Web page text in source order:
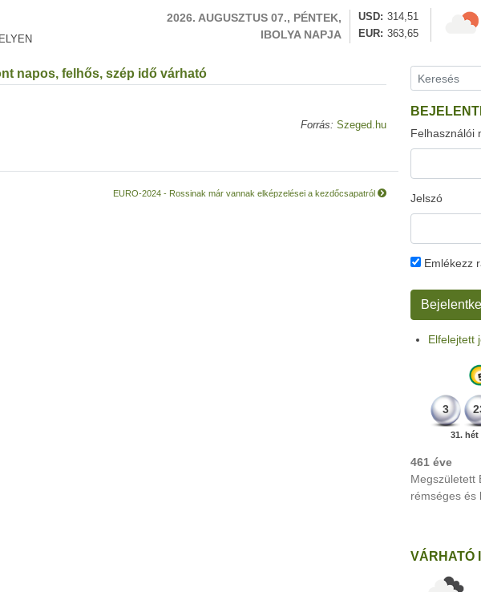
2026. AUGUSZTUS 07., PÉNTEK,
IBOLYA NAPJA
USD
314,51
EUR
363,65
napos, felhős, szép idő várható
Forrás: Szeged.hu
EURO-2024 - Rossinak már vannak elképzelései a kezdőcsapatról
Felhasználói
Jelszó
Emlékezz
Elfelejtett
3
31. hét
VÁRHATÓ